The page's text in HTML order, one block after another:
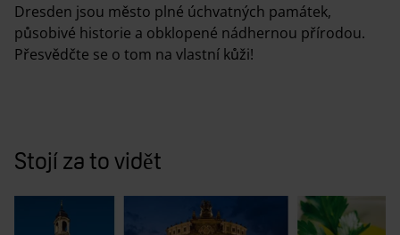
Dresden jsou město plné úchvatných památek,
působivé historie a obklopené nádhernou přírodou.
Přesvědčte se o tom na vlastní kůži!
Stojí za to vidět